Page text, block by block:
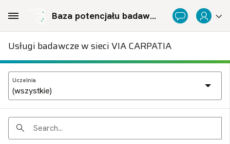
Baza potencjału badawczego Politechnicznej Sieci Via Carpatia im. Prezydenta RP Lecha Kaczyńskiego
Usługi badawcze w sieci VIA CARPATIA
Uczelnia
Search